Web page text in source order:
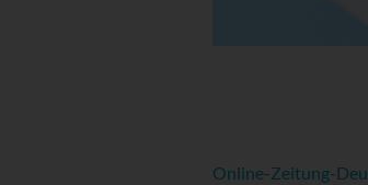
Online-Zeitung-